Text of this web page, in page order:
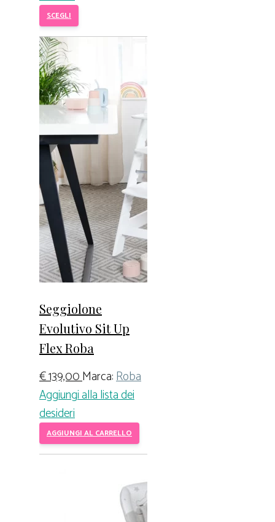
SCEGLI
Seggiolone
Evolutivo Sit Up
Flex Roba
€139,00Marca:Roba
Aggiungi alla lista dei
desideri
AGGIUNGI AL CARRELLO